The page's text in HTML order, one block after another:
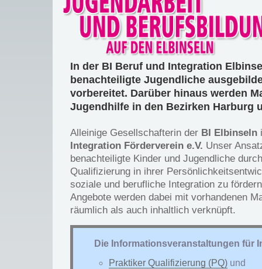
In der BI Beruf und Integration
benachteiligte Jugendliche
vorbereitet. Darüber hinaus werden
Jugendhilfe in den Bezirken Harburg
Alleinige Gesellschafterin der BI Elbinseln
Integration Förderverein e.V. Unser
benachteiligte Kinder und Jugendliche
Qualifizierung in ihrer
soziale und berufliche Integration zu
Angebote werden dabei mit vorhandenen
räumlich als auch inhaltlich verknüpft.
Die Informationsveranstaltungen für
Praktiker Qualifizierung (PQ) und